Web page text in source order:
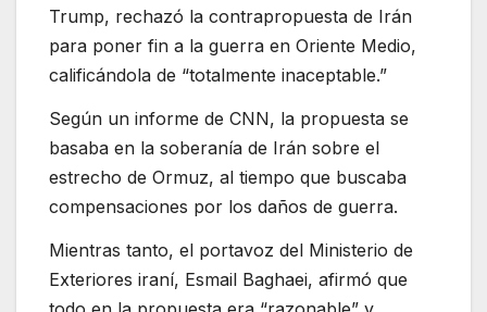
Trump, rechazó la contrapropuesta de Irán
para poner fin a la guerra en Oriente Medio,
calificándola de “totalmente inaceptable.”
Según un informe de CNN, la propuesta se
basaba en la soberanía de Irán sobre el
estrecho de Ormuz, al tiempo que buscaba
compensaciones por los daños de guerra.
Mientras tanto, el portavoz del Ministerio de
Exteriores iraní, Esmail Baghaei, afirmó que